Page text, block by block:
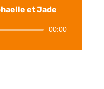
et Jade
00:00